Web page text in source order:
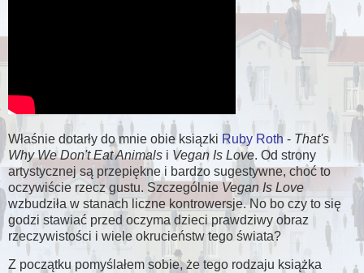
Właśnie dotarły do mnie obie ksiązki Ruby Roth - That's
Why We Don't Eat Animals i Vegan Is Love. Od strony
artystycznej są przepiękne i bardzo sugestywne, choć to
oczywiście rzecz gustu. Szczególnie Vegan Is Love
wzbudziła w stanach liczne kontrowersje. No bo czy to się
godzi stawiać przed oczyma dzieci prawdziwy obraz
rzeczywistości i wiele okrucieństw tego świata?
Z początku pomyślałem sobie, że tego rodzaju książka